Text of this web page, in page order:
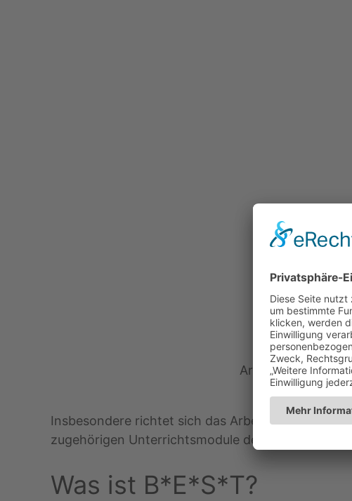
Arbeitsbuch für
Insbesondere richtet sich das Arbeitsbuch an die
zugehörigen Unterrichtsmodule des Buches,
Was ist B*E*S*T?